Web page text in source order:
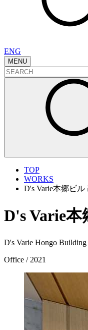
ENG
MENU
TOP
WORKS
D's Varie本郷ビル
D's Varie
D's Varie Hongo Building
Office / 2021